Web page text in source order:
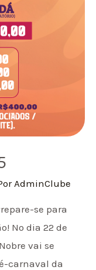
AdminClube
se para
No dia 22 de
vai se
carnaval da